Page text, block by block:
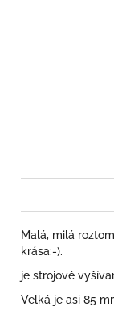
Malá, milá
krása:-).
je strojově
Velká je asi 85